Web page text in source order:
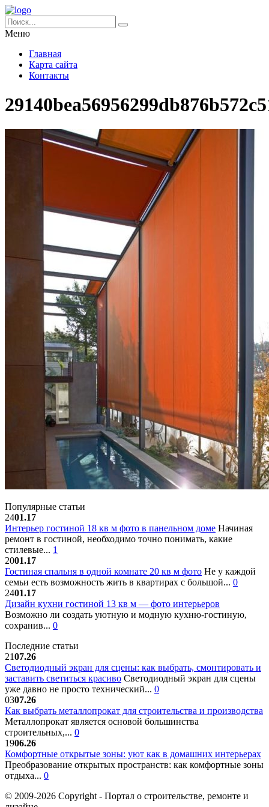
Меню
Главная
Карта сайта
Контакты
Популярные статьи
2401.17
Интерьер гостиной 18 кв м фото в панельном доме Начиная
ремонт в гостиной, необходимо точно понимать, какие
стилевые... 1
2001.17
Гостиная спальня в одной комнате 20 кв м фото Не у каждой
семьи есть возможность жить в квартирах с большой... 0
2401.17
Дизайн кухни гостиной 13 кв м — фото интерьеров
Возможно ли создать уютную и модную кухню-гостиную,
сохранив... 0
Последние статьи
2107.26
Светодиодный экран для сцены: как выбрать, смонтировать и
заставить светиться красиво Светодиодный экран для сцены
уже давно не просто технический... 0
0307.26
Как выбрать металлопрокат для строительства и производства
Металлопрокат является основой большинства
строительных,... 0
1906.26
Комфортные открытые зоны: уют как в домашних интерьерах
Преобразование открытых пространств: как комфортные зоны
отдыха... 0
© 2009-2026 Copyright - Портал о строительстве, ремонте и